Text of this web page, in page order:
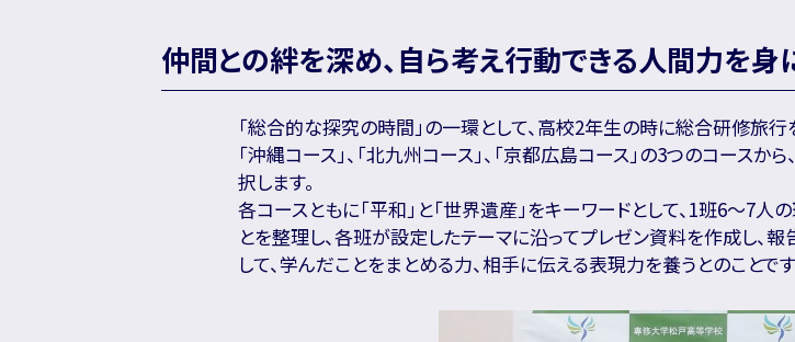
仲間との絆を深め、自ら考え行動できる人間力を
「総合的な探究の時間」の一環として、高校2年生の時に総合研修旅行
「沖縄コース」、「北九州コース」、「京都広島コース」の3つのコース
択します。
各コースともに「平和」と「世界遺産」をキーワードとして、1班6～7
とを整理し、各班が設定したテーマに沿ってプレゼン資料を作成し、
して、学んだことをまとめる力、相手に伝える表現力を養うとのことです